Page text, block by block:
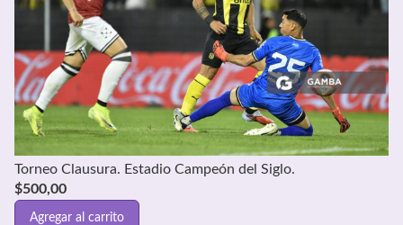
Torneo Clausura. Estadio Campeón del Siglo.
$500,00
Agregar al carrito